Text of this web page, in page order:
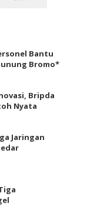
Bantu
Bromo*
Bripda
Nyata
Jaringan